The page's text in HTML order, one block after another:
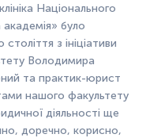
Національного
було
з ініціативи
Володимира
та практик-юрист
нашого факультету
діяльності ще
доречно, корисно,